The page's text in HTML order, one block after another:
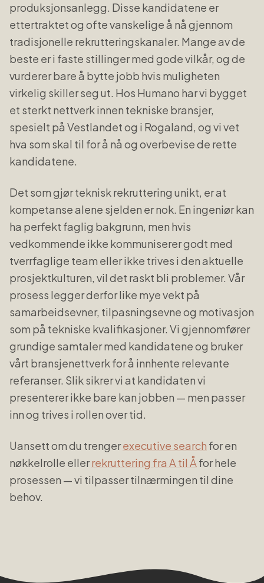
produksjonsanlegg. Disse kandidatene er
ettertraktet og ofte vanskelige å nå gjennom
tradisjonelle rekrutteringskanaler. Mange av de
beste er i faste stillinger med gode vilkår, og de
vurderer bare å bytte jobb hvis muligheten
virkelig skiller seg ut. Hos Humano har vi bygget
et sterkt nettverk innen tekniske bransjer,
spesielt på Vestlandet og i Rogaland, og vi vet
hva som skal til for å nå og overbevise de rette
kandidatene.
Det som gjør teknisk rekruttering unikt, er at
kompetanse alene sjelden er nok. En ingeniør kan
ha perfekt faglig bakgrunn, men hvis
vedkommende ikke kommuniserer godt med
tverrfaglige team eller ikke trives i den aktuelle
prosjektkulturen, vil det raskt bli problemer. Vår
prosess legger derfor like mye vekt på
samarbeidsevner, tilpasningsevne og motivasjon
som på tekniske kvalifikasjoner. Vi gjennomfører
grundige samtaler med kandidatene og bruker
vårt bransjenettverk for å innhente relevante
referanser. Slik sikrer vi at kandidaten vi
presenterer ikke bare kan jobben — men passer
inn og trives i rollen over tid.
Uansett om du trengerexecutive search for en
nøkkelrolle ellerrekruttering fra A til Åfor hele
prosessen — vi tilpasser tilnærmingen til dine
behov.